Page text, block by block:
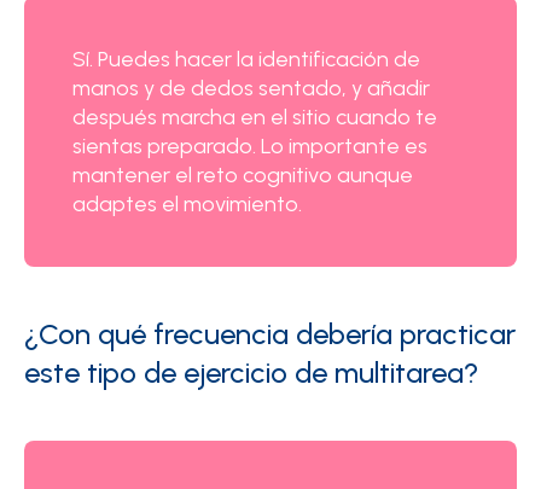
Sí. Puedes hacer la identificación de
manos y de dedos sentado, y añadir
después marcha en el sitio cuando te
sientas preparado. Lo importante es
mantener el reto cognitivo aunque
adaptes el movimiento.
¿Con qué frecuencia debería practicar
este tipo de ejercicio de multitarea?